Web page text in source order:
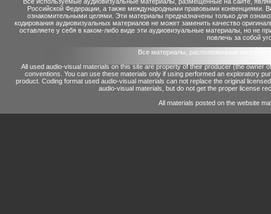
Российской Федерации, а также международными правовыми конвенциями.
ознакомительными целями. Эти материалы предназначены только для
кодирования аудиовизуальных материалов не может заменить качество
оставляете у себя в каком-либо виде эти аудиовизуальные материалы, но не
повлечь за собой
Все материалы, расположенные на сайте
All used audio-visual materials on this site are property of their producer (the owner
conventions. You can use these materials only if using performed an exploratory
product. Coding format used audio-visual materials can not replace the original
audio-visual materials, but do not get the proper license
All materials posted on the website